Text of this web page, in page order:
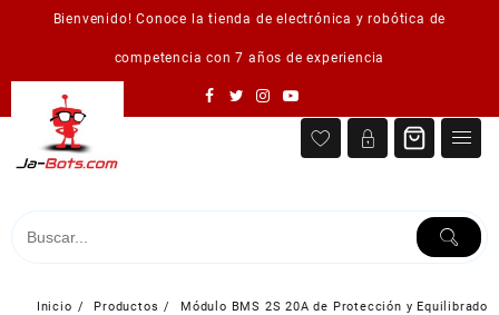
Bienvenido! Conoce la tienda de electrónica y robótica de
competencia con 7 años de experiencia
Inicio Productos
Módulo BMS 2S 20A de Protección y Equilibrado